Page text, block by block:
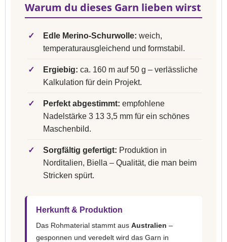
Warum du dieses Garn lieben wirst
✓ Edle Merino-Schurwolle: weich,
temperaturausgleichend und formstabil.
✓ Ergiebig: ca. 160 m auf 50 g – verlässliche
Kalkulation für dein Projekt.
✓ Perfekt abgestimmt: empfohlene
Nadelstärke 3 13 3,5 mm für ein schönes
Maschenbild.
✓ Sorgfältig gefertigt: Produktion in
Norditalien, Biella – Qualität, die man beim
Stricken spürt.
Herkunft & Produktion
Das Rohmaterial stammt aus Australien –
gesponnen und veredelt wird das Garn in